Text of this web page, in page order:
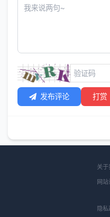
发布评论 打赏
关于
网站
隐